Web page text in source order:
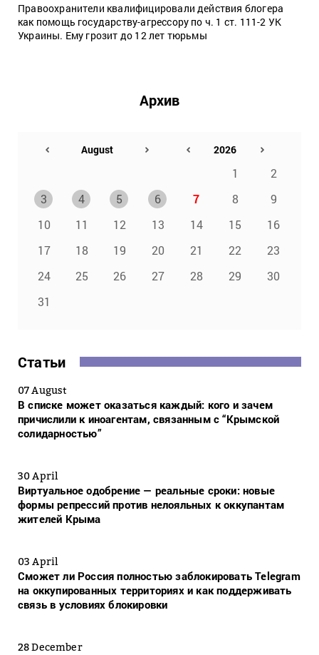
Правоохранители квалифицировали действия блогера
как помощь государству-агрессору по ч. 1 ст. 111-2 УК
Украины. Ему грозит до 12 лет тюрьмы
Архив
1
2
3
4 5 6 7 8
9
10
11 12 13 14 15
16
17
18 19 20 21 22
23
24
25 26 27 28 29
30
31
Статьи
07 August
В списке может оказаться каждый: кого и зачем
причислили к иноагентам, связанным с “Крымской
солидарностью”
30 April
Виртуальное одобрение — реальные сроки: новые
формы репрессий против нелояльных к оккупантам
жителей Крыма
03 April
Сможет ли Россия полностью заблокировать Telegram
на оккупированных территориях и как поддерживать
связь в условиях блокировки
28 December